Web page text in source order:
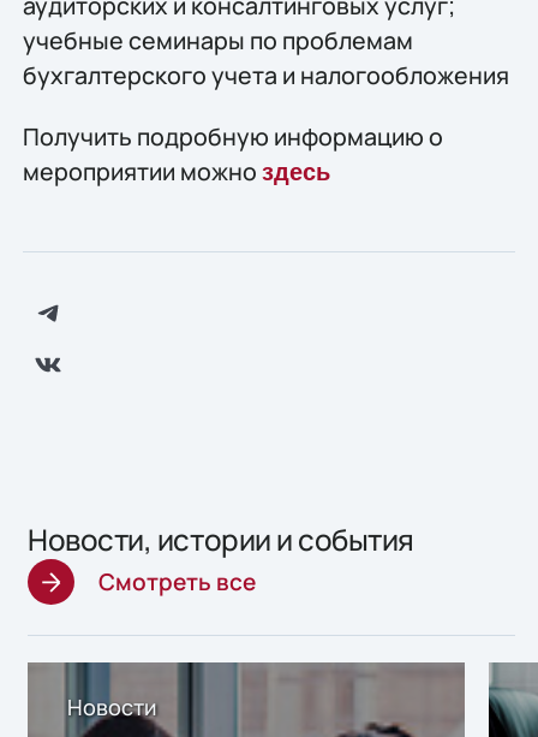
учебные семинары по проблемам
бухгалтерского учета и налогообложения
Получить подробную информацию о
мероприятии можно здесь
Новости, истории и события
Смотреть все
Новости